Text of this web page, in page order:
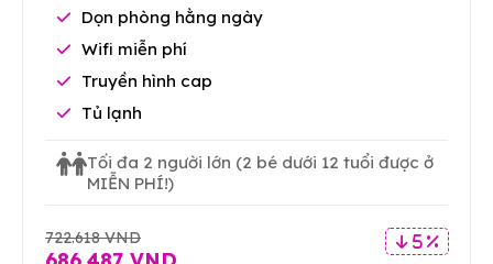
Dọn phòng hằng ngày
Wifi miễn phí
Truyền hình cap
Tủ lạnh
Tối đa 2 người lớn (2 bé dưới 12 tuổi được ở
MIỄN PHÍ!)
5 %
722.618 VND